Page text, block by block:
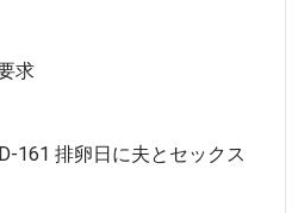
求
161 排卵日に夫とセックス